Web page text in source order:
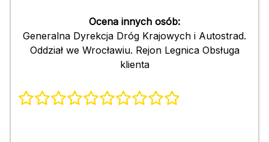
Ocena innych osób:
Generalna Dyrekcja Dróg Krajowych i Autostrad.
Oddział we Wrocławiu. Rejon Legnica Obsługa
klienta